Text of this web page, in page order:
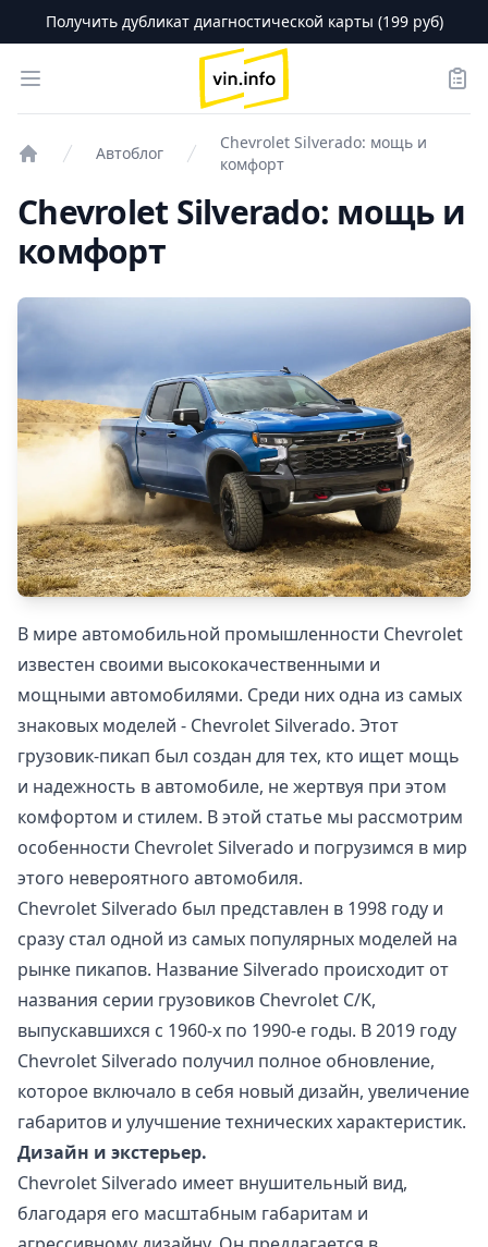
Получить дубликат диагностической карты (199 руб)
Open menu
logo
Автоблог
Chevrolet Silverado: мощь и
комфорт
Chevrolet Silverado: мощь и
комфорт
В мире автомобильной промышленности Chevrolet
известен своими высококачественными и
мощными автомобилями. Среди них одна из самых
знаковых моделей - Chevrolet Silverado. Этот
грузовик-пикап был создан для тех, кто ищет мощь
и надежность в автомобиле, не жертвуя при этом
комфортом и стилем. В этой статье мы рассмотрим
особенности Chevrolet Silverado и погрузимся в мир
этого невероятного автомобиля.
Chevrolet Silverado был представлен в 1998 году и
сразу стал одной из самых популярных моделей на
рынке пикапов. Название Silverado происходит от
названия серии грузовиков Chevrolet C/K,
выпускавшихся с 1960-х по 1990-е годы. В 2019 году
Chevrolet Silverado получил полное обновление,
которое включало в себя новый дизайн, увеличение
габаритов и улучшение технических характеристик.
Дизайн и экстерьер.
Chevrolet Silverado имеет внушительный вид,
благодаря его масштабным габаритам и